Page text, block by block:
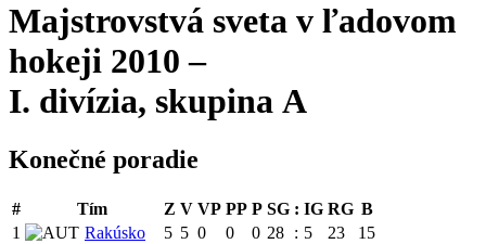
Majstrovstvá sveta v ľadovom
hokeji 2010 –
I. divízia, skupina A
Konečné poradie
# Tím Z V VP PP P SG : IG RG B
1
Rakúsko 5 5 0 0 0 28 : 5 23
15